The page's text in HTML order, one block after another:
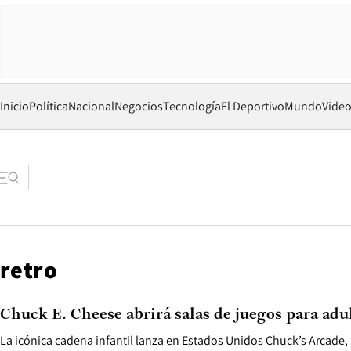
InicioPolíticaNacionalNegociosTecnologíaEl DeportivoMundo
retro
La icónica cadena infantil lanza en Estados Unidos Chuck’s
Chuck E. Cheese abrirá salas de juegos para